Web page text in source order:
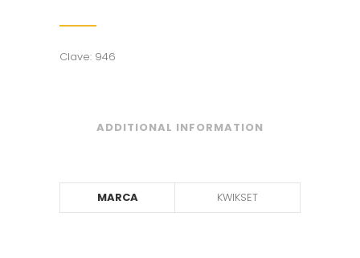
Clave: 946
ADDITIONAL INFORMATION
MARCA KWIKSET